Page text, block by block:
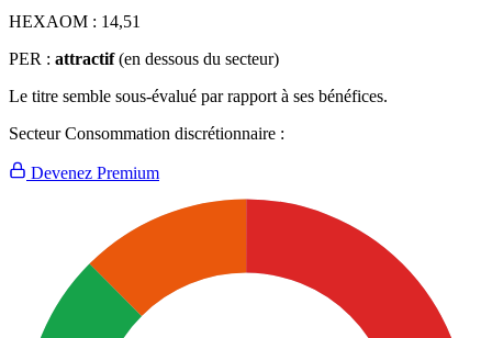
HEXAOM : 14,51
PER : attractif (en dessous du secteur)
Le titre semble sous-évalué par rapport à ses bénéfices.
Secteur Consommation discrétionnaire :
Devenez Premium